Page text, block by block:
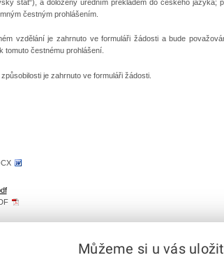
stát“), a doložený úředním překladem do českého jazyka;
čestným prohlášením.
vzdělání je zahrnuto ve formuláři žádosti a bude
čestnému prohlášení.
je zahrnuto ve formuláři žádosti.
Můžeme si u vás